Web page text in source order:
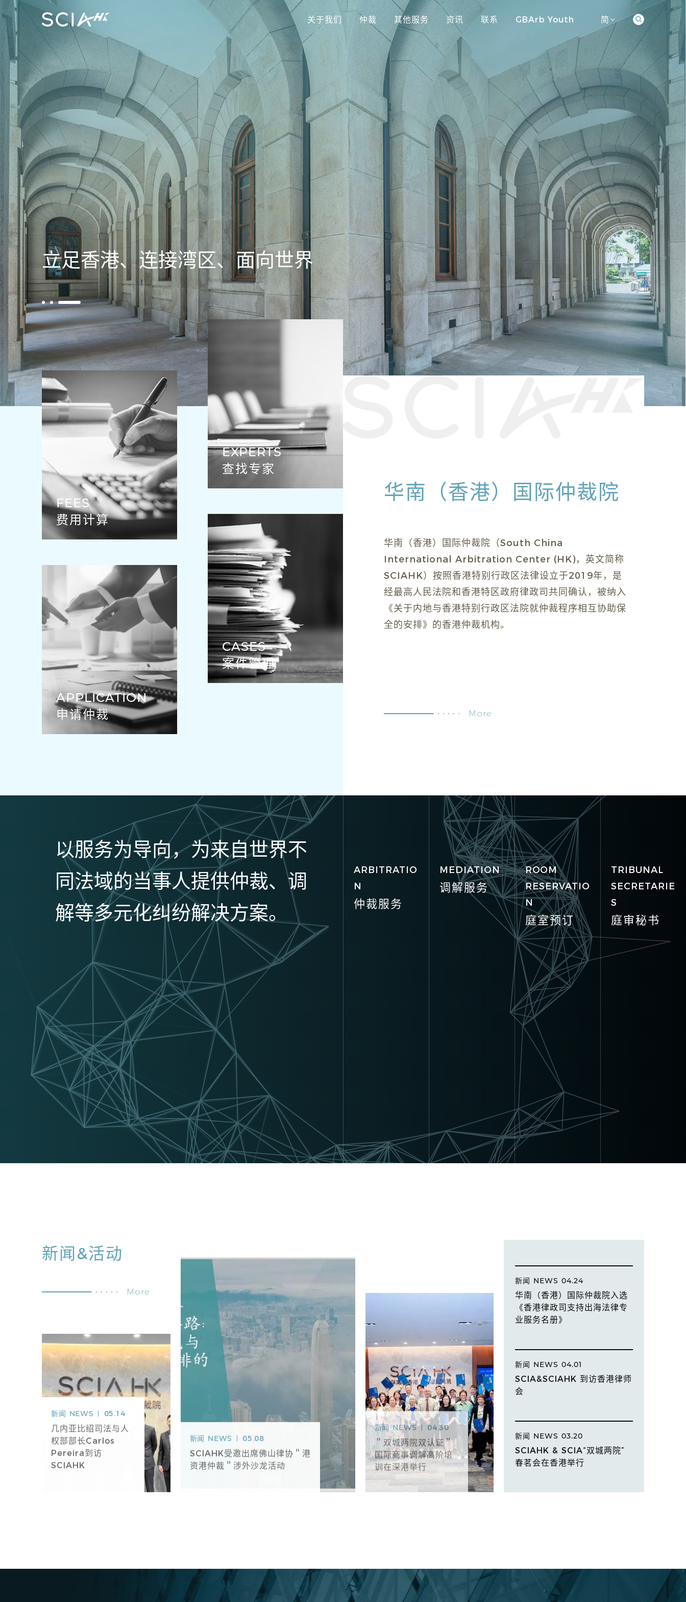
关于我们
关于我们
仲裁
其他服务
其他服务
资讯
资讯
联系
GBArb Youth
简
立足香港、连接湾区、面向世界
FEES
费用计算
EXPERTS
查找专家
APPLICATION
申请仲裁
CASES
案件管理
华南（香港）国际仲裁院
华南（香港）国际仲裁院（South China
International Arbitration Center (HK)，英文简称
SCIAHK）按照香港特别行政区法律设立于2019年，是
经最高人民法院和香港特区政府律政司共同确认，被纳入
《关于内地与香港特别行政区法院就仲裁程序相互协助保
全的安排》的香港仲裁机构。
More
以服务为导向，为来自世界不
同法域的当事人提供仲裁、调
解等多元化纠纷解决方案。
ARBITRATIO
N
仲裁服务
MEDIATION
调解服务
ROOM
RESERVATIO
N
庭室预订
TRIBUNAL
SECRETARIE
S
庭审秘书
新闻&活动
More
新闻 NEWS 05.14
几内亚比绍司法与人
权部部长Carlos
Pereira到访
SCIAHK
新闻 NEWS 05.08
SCIAHK受邀出席佛山律协＂港
资港仲裁＂涉外沙龙活动
新闻NEWS 04.30
＂双城两院双认证＂
国际商事调解高阶培
训在深港举行
新闻 NEWS 04.24
华南（香港）国际仲裁院入选
《香港律政司支持出海法律专
业服务名册》
新闻 NEWS 04.01
SCIA&SCIAHK 到访香港律师
会
新闻 NEWS 03.20
SCIAHK & SCIA“双城两院”
春茗会在香港举行